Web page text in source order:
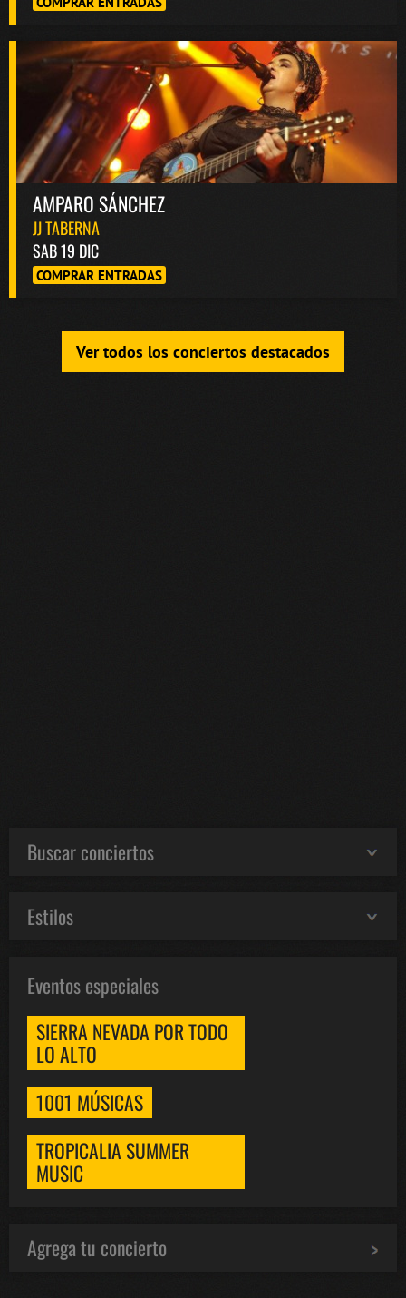
AMPARO SÁNCHEZ
JJ TABERNA
SAB 19 DIC
COMPRAR ENTRADAS
Ver todos los conciertos destacados
Buscar conciertos
Estilos
Eventos especiales
SIERRA NEVADA POR TODO
LO ALTO
1001 MÚSICAS
TROPICALIA SUMMER
MUSIC
Agrega tu concierto